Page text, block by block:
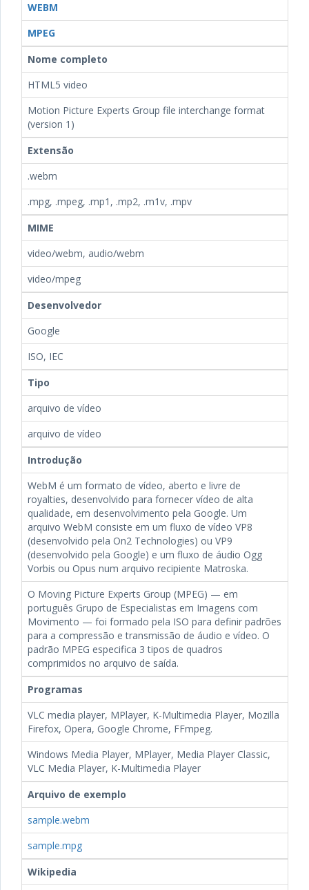
WEBM
MPEG
Nome completo
HTML5 video
Motion Picture Experts Group file interchange format
(version 1)
Extensão
.webm
.mpg, .mpeg, .mp1, .mp2, .m1v, .mpv
MIME
video/webm, audio/webm
video/mpeg
Desenvolvedor
Google
ISO, IEC
Tipo
arquivo de vídeo
arquivo de vídeo
Introdução
WebM é um formato de vídeo, aberto e livre de
royalties, desenvolvido para fornecer vídeo de alta
qualidade, em desenvolvimento pela Google. Um
arquivo WebM consiste em um fluxo de vídeo VP8
(desenvolvido pela On2 Technologies) ou VP9
(desenvolvido pela Google) e um fluxo de áudio Ogg
Vorbis ou Opus num arquivo recipiente Matroska.
O Moving Picture Experts Group (MPEG) — em
português Grupo de Especialistas em Imagens com
Movimento — foi formado pela ISO para definir padrões
para a compressão e transmissão de áudio e vídeo. O
padrão MPEG especifica 3 tipos de quadros
comprimidos no arquivo de saída.
Programas
VLC media player, MPlayer, K-Multimedia Player, Mozilla
Firefox, Opera, Google Chrome, FFmpeg.
Windows Media Player, MPlayer, Media Player Classic,
VLC Media Player, K-Multimedia Player
Arquivo de exemplo
sample.webm
sample.mpg
Wikipedia